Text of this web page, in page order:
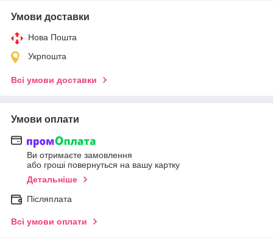
Умови доставки
Нова Пошта
Укрпошта
Всі умови доставки
Умови оплати
Ви отримаєте замовлення
або гроші повернуться на вашу картку
Детальніше
Післяплата
Всі умови оплати